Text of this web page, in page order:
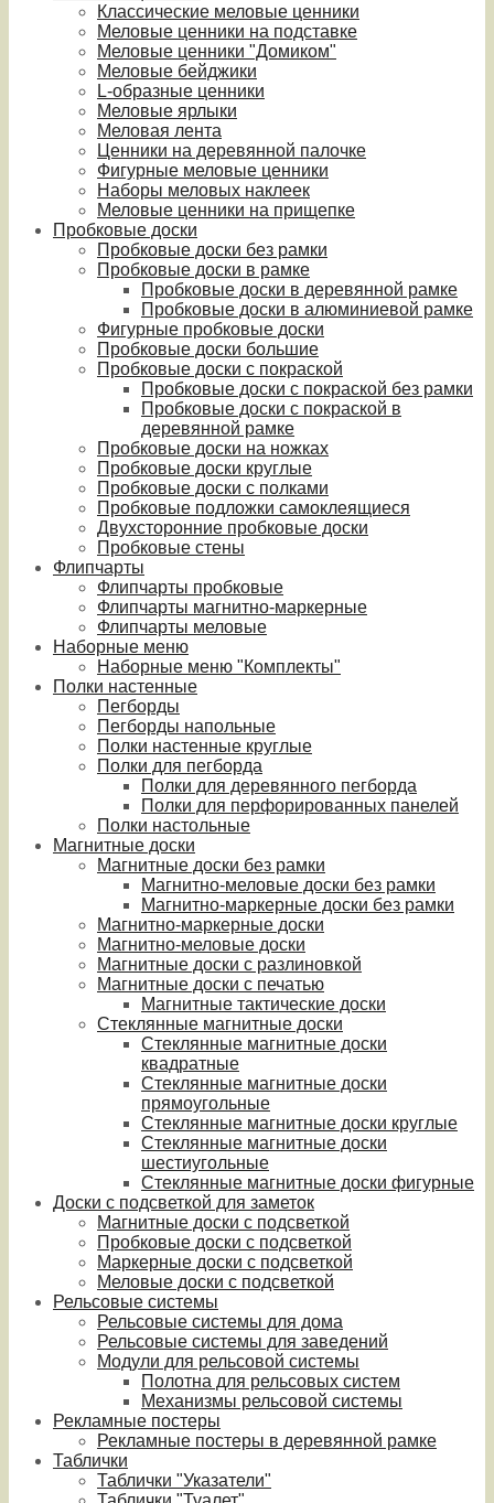
Классические меловые ценники
Меловые ценники на подставке
Меловые ценники "Домиком"
Меловые бейджики
L-образные ценники
Меловые ярлыки
Меловая лента
Ценники на деревянной палочке
Фигурные меловые ценники
Наборы меловых наклеек
Меловые ценники на прищепке
Пробковые доски
Пробковые доски без рамки
Пробковые доски в рамке
Пробковые доски в деревянной рамке
Пробковые доски в алюминиевой рамке
Фигурные пробковые доски
Пробковые доски большие
Пробковые доски с покраской
Пробковые доски с покраской без рамки
Пробковые доски с покраской в
деревянной рамке
Пробковые доски на ножках
Пробковые доски круглые
Пробковые доски с полками
Пробковые подложки самоклеящиеся
Двухсторонние пробковые доски
Пробковые стены
Флипчарты
Флипчарты пробковые
Флипчарты магнитно-маркерные
Флипчарты меловые
Наборные меню
Наборные меню "Комплекты"
Полки настенные
Пегборды
Пегборды напольные
Полки настенные круглые
Полки для пегборда
Полки для деревянного пегборда
Полки для перфорированных панелей
Полки настольные
Магнитные доски
Магнитные доски без рамки
Магнитно-меловые доски без рамки
Магнитно-маркерные доски без рамки
Магнитно-маркерные доски
Магнитно-меловые доски
Магнитные доски с разлиновкой
Магнитные доски с печатью
Магнитные тактические доски
Стеклянные магнитные доски
Стеклянные магнитные доски
квадратные
Стеклянные магнитные доски
прямоугольные
Стеклянные магнитные доски круглые
Стеклянные магнитные доски
шестиугольные
Стеклянные магнитные доски фигурные
Доски с подсветкой для заметок
Магнитные доски с подсветкой
Пробковые доски с подсветкой
Маркерные доски с подсветкой
Меловые доски с подсветкой
Рельсовые системы
Рельсовые системы для дома
Рельсовые системы для заведений
Модули для рельсовой системы
Полотна для рельсовых систем
Механизмы рельсовой системы
Рекламные постеры
Рекламные постеры в деревянной рамке
Таблички
Таблички "Указатели"